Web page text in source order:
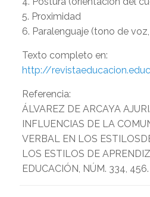
5. Proximidad
6. Paralenguaje (tono de
Texto completo en:
http://
Referencia:
ÁLVAREZ DE ARCAYA
INFLUENCIAS DE LA
VERBAL EN LOS
LOS ESTILOS DE
EDUCACIÓN, NÚM. 334, 456.